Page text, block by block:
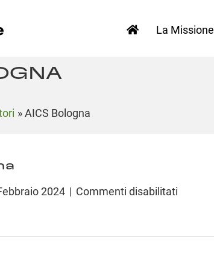
La Missione
»AICS Bologna
2024 | Commenti disabilitati